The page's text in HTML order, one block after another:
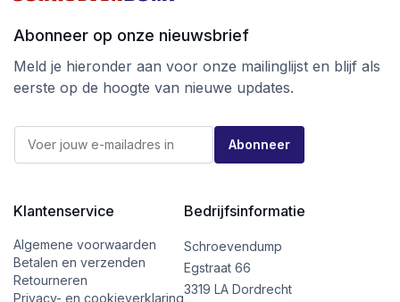
Abonneer op onze nieuwsbrief
Meld je hieronder aan voor onze mailinglijst en blijf als
eerste op de hoogte van nieuwe updates.
-
i
E
m
l
Abonneer
Klantenservice
Algemene voorwaarden
Betalen en verzenden
Retourneren
Privacy- en cookieverklaring
Bedrijfsinformatie
Schroevendump
Egstraat 66
3319 LA Dordrecht